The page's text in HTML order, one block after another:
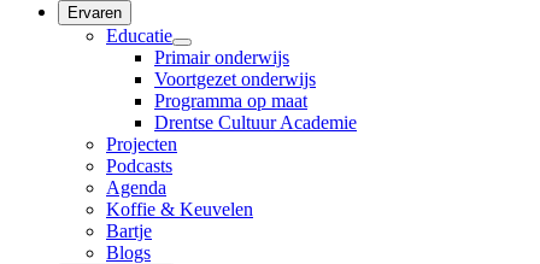
Ervaren
Educatie
Primair onderwijs
Voortgezet onderwijs
Programma op maat
Drentse Cultuur Academie
Projecten
Podcasts
Agenda
Koffie & Keuvelen
Bartje
Blogs